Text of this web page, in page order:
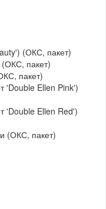
(ОКС, пакет)
(ОКС, пакет)
пакет)
'Double Ellen Pink')
'Double Ellen Red')
(ОКС, пакет)